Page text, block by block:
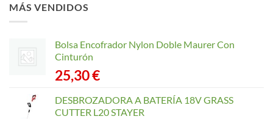
MÁS VENDIDOS
Bolsa Encofrador Nylon Doble Maurer Con
Cinturón
25,30€
DESBROZADORA A BATERÍA 18V GRASS
CUTTER L20 STAYER